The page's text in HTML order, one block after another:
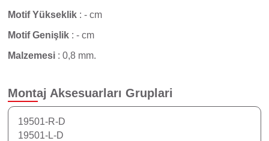
Motif Yükseklik :- cm
Motif Genişlik :- cm
Malzemesi :0,8 mm.
Montaj Aksesuarları Gruplari
19501-R-D
19501-L-D